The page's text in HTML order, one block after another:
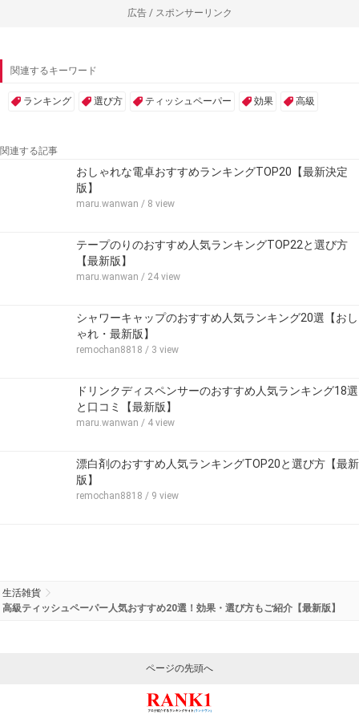
広告 / スポンサーリンク
関連するキーワード
ランキング 選び方 ティッシュペーパー 効果 高級
関連する記事
おしゃれな電卓おすすめランキングTOP20【最新決定
版】
maru.wanwan / 8 view
テープのりのおすすめ人気ランキングTOP22と選び方
【最新版】
maru.wanwan / 24 view
シャワーキャップのおすすめ人気ランキング20選【おし
ゃれ・最新版】
remochan8818 / 3 view
ドリンクディスペンサーのおすすめ人気ランキング18選
と口コミ【最新版】
maru.wanwan / 4 view
漂白剤のおすすめ人気ランキングTOP20と選び方【最新
版】
remochan8818 / 9 view
生活雑貨
高級ティッシュペーパー人気おすすめ20選！効果・選び方もご紹介【最新版】
ページの先頭へ